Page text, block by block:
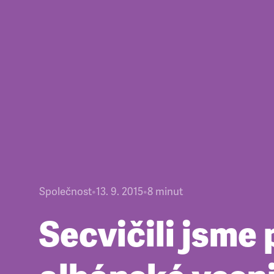
Společnost•13. 9. 2015•8 minut
Secvičili jsme